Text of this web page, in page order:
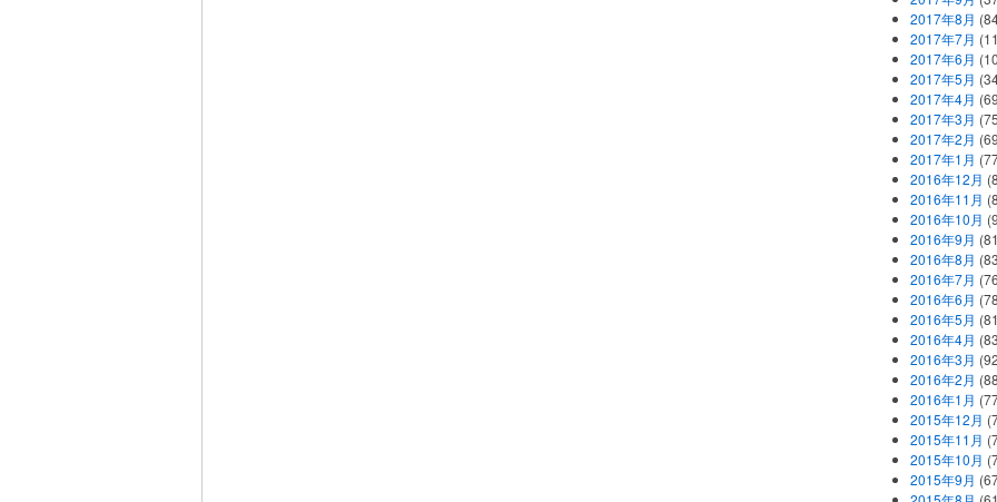
2017年8月
2017年7月
2017年6月
2017年5月
2017年4月
2017年3月
2017年2月
2017年1月
2016年12月
2016年11月
2016年10月
2016年9月
2016年8月
2016年7月
2016年6月
2016年5月
2016年4月
2016年3月
2016年2月
2016年1月
2015年12月
2015年11月
2015年10月
2015年9月